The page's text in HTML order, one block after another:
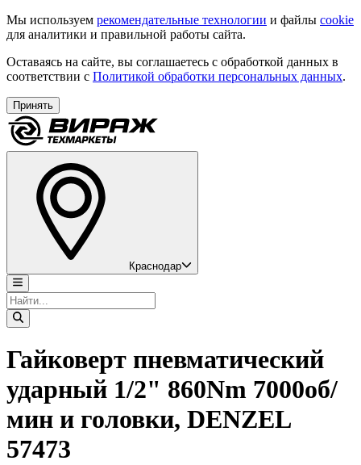
Мы используем рекомендательные технологии и файлы cookie
для аналитики и правильной работы сайта.
Оставаясь на сайте, вы соглашаетесь с обработкой данных в
соответствии с Политикой обработки персональных данных.
Принять
Краснодар
Гайковерт пневматический
ударный 1/2" 860Nm 7000об/
мин и головки, DENZEL
57473